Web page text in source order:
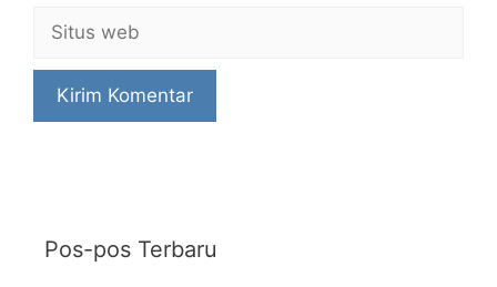
Situs
web
Pos-pos Terbaru